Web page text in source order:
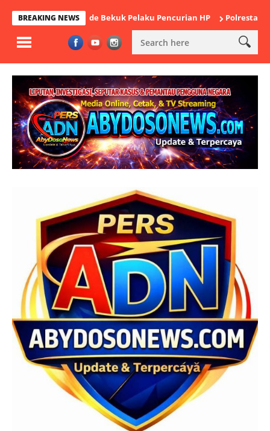
BREAKING NEWS
Cikande Bekuk Pelaku Pencurian HP Polresta Tangerang